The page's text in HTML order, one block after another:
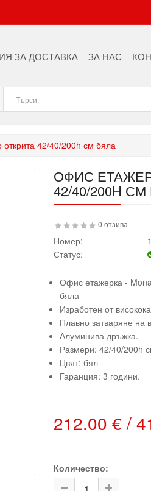
ЗА ДОСТАВКА ЗА НАС
42/40/200h см бяла
ОФИС
42/40/200H
0 отзива
Номер:
Статус:
Офис етажерка -
бяла
Изработен от
Плавно затваряне на
Алуминива дръжка.
Размери: 42/40/200h
Цвят: бял
Гаранция: 3 години.
212.00 € /
Количество:
ПЕЙКИ